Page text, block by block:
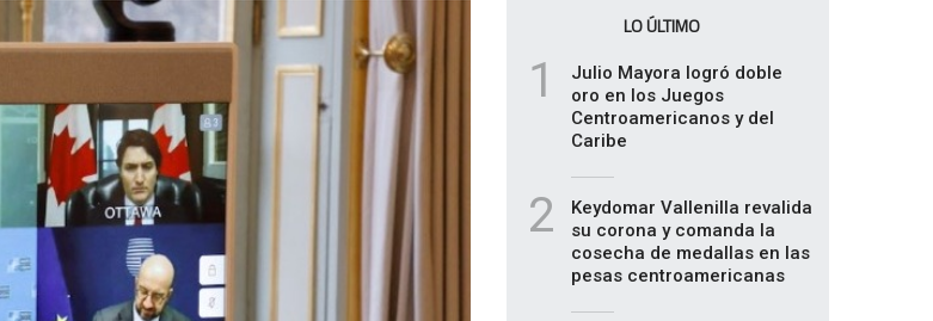
LO ÚLTIMO
1
Julio Mayora logró doble
oro en los Juegos
Centroamericanos y del
Caribe
2
Keydomar Vallenilla revalida
su corona y comanda la
cosecha de medallas en las
pesas centroamericanas